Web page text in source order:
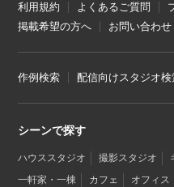
利用規約 よくあるご質問
掲載希望の方へ
お問い合わせ
作例検索 配信向けスタジオ検
シーンで探す
ハウススタジオ 撮影スタジオ
一軒家・一棟
カフェ オフィス